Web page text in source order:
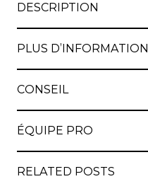
DESCRIPTION
PLUS D’INFORMATION
CONSEIL
ÉQUIPE PRO
RELATED POSTS